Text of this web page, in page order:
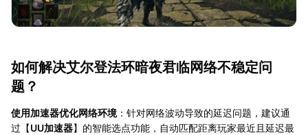
如何解决艾尔登法环暗夜君临网络不稳定问
题？
使用加速器优化网络环境：针对网络波动导致的延迟问题，建议通
过【UU加速器】的智能选点功能，自动匹配距离玩家最近且延迟最